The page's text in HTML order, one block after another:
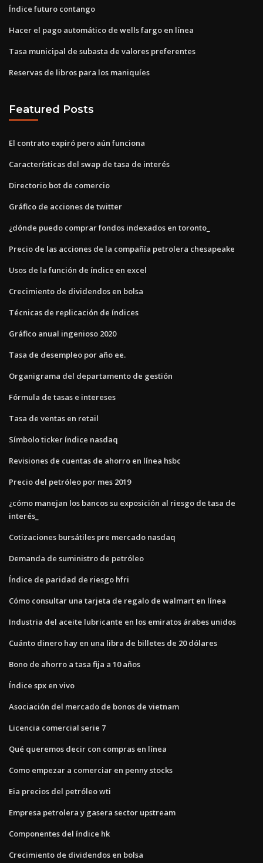
Índice futuro contango
Hacer el pago automático de wells fargo en línea
Tasa municipal de subasta de valores preferentes
Reservas de libros para los maniquíes
Featured Posts
El contrato expiró pero aún funciona
Características del swap de tasa de interés
Directorio bot de comercio
Gráfico de acciones de twitter
¿dónde puedo comprar fondos indexados en toronto_
Precio de las acciones de la compañía petrolera chesapeake
Usos de la función de índice en excel
Crecimiento de dividendos en bolsa
Técnicas de replicación de índices
Gráfico anual ingenioso 2020
Tasa de desempleo por año ee.
Organigrama del departamento de gestión
Fórmula de tasas e intereses
Tasa de ventas en retail
Símbolo ticker índice nasdaq
Revisiones de cuentas de ahorro en línea hsbc
Precio del petróleo por mes 2019
¿cómo manejan los bancos su exposición al riesgo de tasa de
interés_
Cotizaciones bursátiles pre mercado nasdaq
Demanda de suministro de petróleo
Índice de paridad de riesgo hfri
Cómo consultar una tarjeta de regalo de walmart en línea
Industria del aceite lubricante en los emiratos árabes unidos
Cuánto dinero hay en una libra de billetes de 20 dólares
Bono de ahorro a tasa fija a 10 años
Índice spx en vivo
Asociación del mercado de bonos de vietnam
Licencia comercial serie 7
Qué queremos decir con compras en línea
Como empezar a comerciar en penny stocks
Eia precios del petróleo wti
Empresa petrolera y gasera sector upstream
Componentes del índice hk
Crecimiento de dividendos en bolsa